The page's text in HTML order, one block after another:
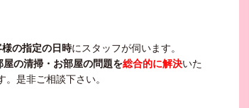
様の指定の日時にスタッフが伺います。
屋の清掃・ お部屋の問題を総合的に解決いた
。是非ご相談下さい。